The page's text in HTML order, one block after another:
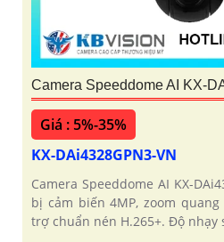
Camera Speeddome AI KX-
Giá : 5%-35%
KX-DAi4328GPN3-VN
Camera Speeddome AI KX-
bị cảm biến 4MP, zoom
trợ chuẩn nén H.265+. Độ nhạy